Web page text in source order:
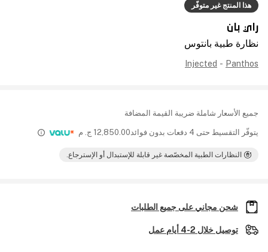
هذا المنتج غير متوفّر
راي بان
نظارة طبية بانتوس
Injected - Panthos
جميع الأسعار شاملة ضريبة القيمة المضافة
يتوفّر التقسيط حتى 4 دفعات بدون فوائد 12,850.00 ج. م
النظارات الطبية المخصّصة غير قابلة للإستبدال أو الإسترجاع.
شحن مجاني على جميع الطلبات
توصيل خلال 2-4 أيام عمل